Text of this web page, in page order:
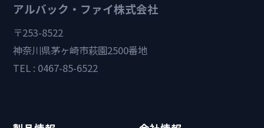
アルバック・ファイ株式会社
〒253-8522
神奈川県茅ヶ崎市萩園2500番地
TEL : 0467-85-6522